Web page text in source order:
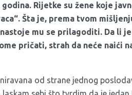
Rijetke su žene koje
Šta je, prema tvom
mu se prilagoditi. Da li
pričati, strah da neće naići
od strane jednog